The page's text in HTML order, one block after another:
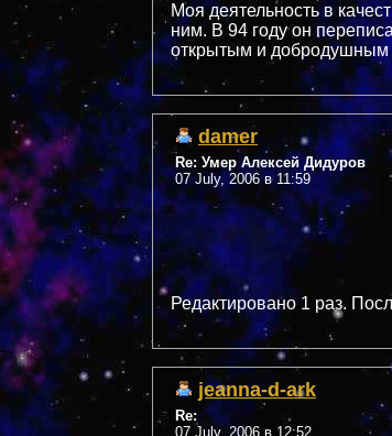
Моя деятельность в
ним. В 94 году он
открытым и добродушным
damer
Re: Умер Алексей Дидуров
07 July, 2006 в 11:59
Редактировано 1 раз.
jeanna-d-ark
Re:
07 July, 2006 в 12:52